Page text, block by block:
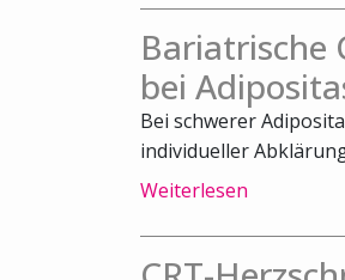
Bariatrische
bei
Bei schwerer
individueller
Weiterlesen